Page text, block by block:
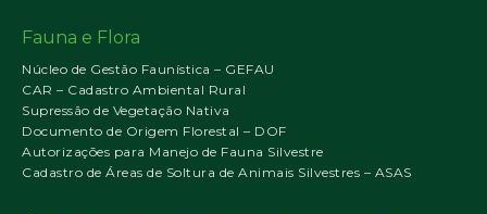
Fauna e Flora
Núcleo de Gestão Faunística – GEFAU
CAR – Cadastro Ambiental Rural
Supressão de Vegetação Nativa
Documento de Origem Florestal – DOF
Autorizações para Manejo de Fauna Silvestre
Cadastro de Áreas de Soltura de Animais Silvestres – ASAS